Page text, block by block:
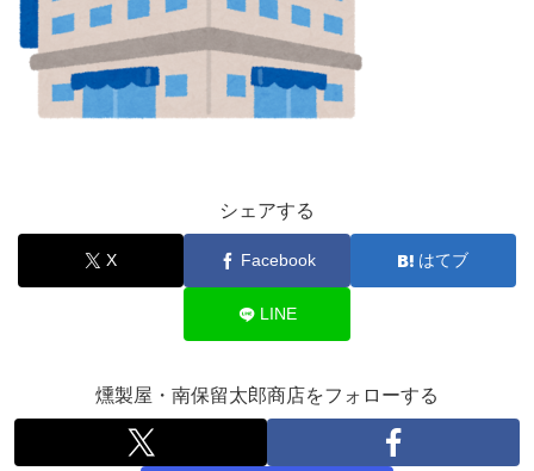
シェアする
X Facebook はてブ
LINE
燻製屋・南保留太郎商店をフォローする